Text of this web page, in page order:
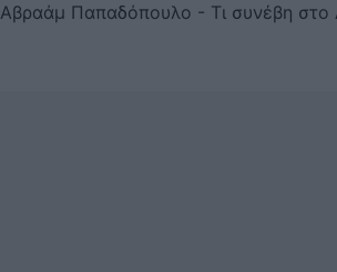
Αβραάμ Παπαδόπουλο - Τι συνέβη στο